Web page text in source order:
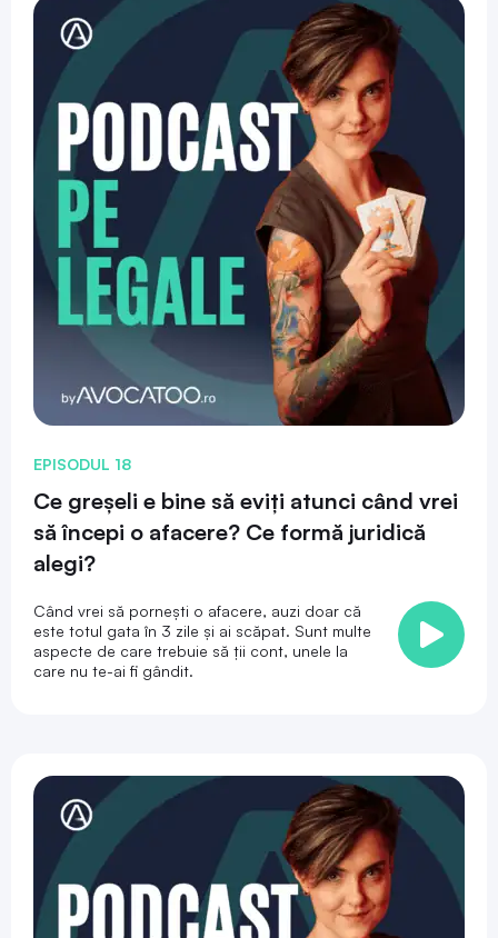
EPISODUL 18
Ce greșeli e bine să eviți atunci când vrei
să începi o afacere? Ce formă juridică
alegi?
Când vrei să pornești o afacere, auzi doar că
este totul gata în 3 zile și ai scăpat. Sunt multe
aspecte de care trebuie să ții cont, unele la
care nu te-ai fi gândit.